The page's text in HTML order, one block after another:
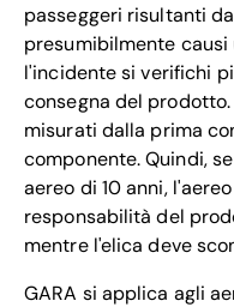
passeggeri risultanti
presumibilmente
l'incidente si verifichi
consegna del prodotto.
misurati dalla prima
componente. Quindi,
aereo di 10 anni,
responsabilità del
mentre l'elica deve
GARA si applica agli